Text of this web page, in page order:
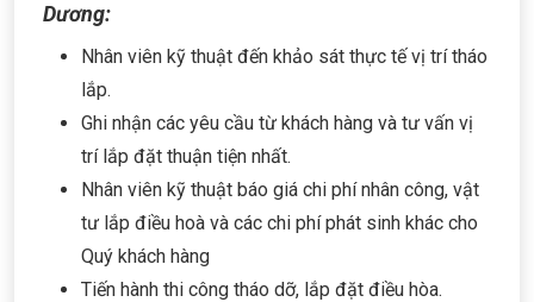
Dương:
Nhân viên kỹ thuật đến khảo sát thực tế vị trí tháo
lắp.
Ghi nhận các yêu cầu từ khách hàng và tư vấn vị
trí lắp đặt thuận tiện nhất.
Nhân viên kỹ thuật báo giá chi phí nhân công, vật
tư lắp điều hoà và các chi phí phát sinh khác cho
Quý khách hàng
Tiến hành thi công tháo dỡ, lắp đặt điều hòa.